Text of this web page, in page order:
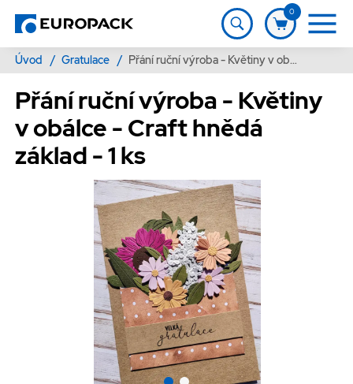
0
Úvod / Gratulace / Přání ruční výroba - Květiny v obálce - Craft hnědá základ - 1 ks
Přání ruční výroba - Květiny
v obálce - Craft hnědá
základ - 1 ks